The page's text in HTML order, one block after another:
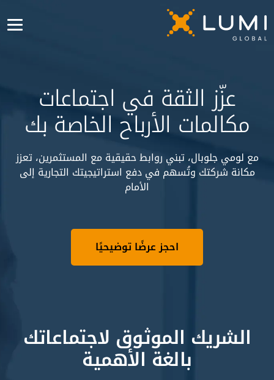
عزّز الثقة في اجتماعات
مكالمات الأرباح الخاصة بك
مع لومي جلوبال، تبني روابط حقيقية مع المستثمرين، تعزز
مكانة شركتك وتُسهم في دفع استراتيجيتك التجارية إلى
الأمام
احجز عرضًا توضيحيًا
الشريك الموثوق لاجتماعاتك
بالغة الأهمية